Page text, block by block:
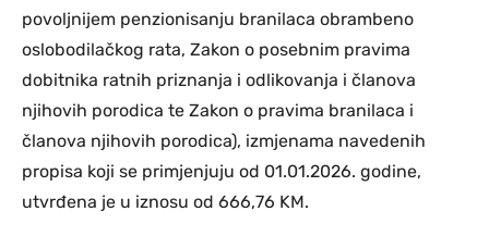
povoljnijem penzionisanju branilaca obrambeno
oslobodilačkog rata, Zakon o posebnim pravima
dobitnika ratnih priznanja i odlikovanja i članova
njihovih porodica te Zakon o pravima branilaca i
članova njihovih porodica), izmjenama navedenih
propisa koji se primjenjuju od 01.01.2026. godine,
utvrđena je u iznosu od 666,76 KM.